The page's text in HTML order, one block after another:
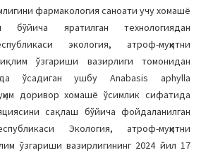
фармакология саноати учу хомашё
яратилган технологиядан
экология, атроф-муҳитни
ўзгариши вазирлиги томонидан
ўсадиган ушбу Anabasis aphylla
доривор хомашё ўсимлик сифатида
сақлаш бўйича фойдаланилган
Экология, атроф-муҳитни
ўзгариши вазирлигининг 2024 йил 17